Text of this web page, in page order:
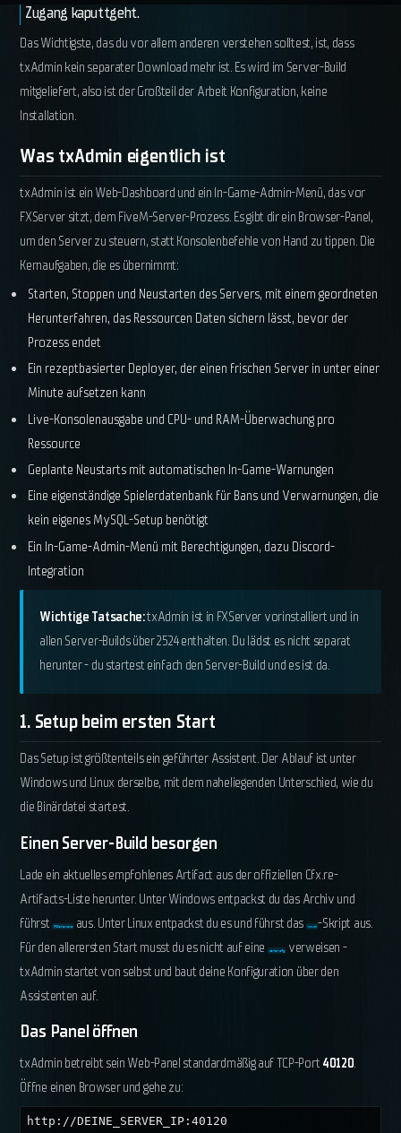
Zugang kaputtgeht.
Das Wichtigste, das du vor allem anderen verstehen solltest, ist, dass
txAdmin kein separater Download mehr ist. Es wird im Server-Build
mitgeliefert, also ist der Großteil der Arbeit Konfiguration, keine
Installation.
Was txAdmin eigentlich ist
txAdmin ist ein Web-Dashboard und ein In-Game-Admin-Menü, das vor
FXServer sitzt, dem FiveM-Server-Prozess. Es gibt dir ein Browser-Panel,
um den Server zu steuern, statt Konsolenbefehle von Hand zu tippen. Die
Kernaufgaben, die es übernimmt:
Starten, Stoppen und Neustarten des Servers, mit einem geordneten
Herunterfahren, das Ressourcen Daten sichern lässt, bevor der
Prozess endet
Ein rezeptbasierter Deployer, der einen frischen Server in unter einer
Minute aufsetzen kann
Live-Konsolenausgabe und CPU- und RAM-Überwachung pro
Ressource
Geplante Neustarts mit automatischen In-Game-Warnungen
Eine eigenständige Spielerdatenbank für Bans und Verwarnungen, die
kein eigenes MySQL-Setup benötigt
Ein In-Game-Admin-Menü mit Berechtigungen, dazu Discord-
Integration
Wichtige Tatsache:txAdmin ist in FXServer vorinstalliert und in
allen Server-Builds über 2524 enthalten. Du lädst es nicht separat
herunter - du startest einfach den Server-Build und es ist da.
1. Setup beim ersten Start
Das Setup ist größtenteils ein geführter Assistent. Der Ablauf ist unter
Windows und Linux derselbe, mit dem naheliegenden Unterschied, wie du
die Binärdatei startest.
Einen Server-Build besorgen
Lade ein aktuelles empfohlenes Artifact aus der offiziellen Cfx.re-
Artifacts-Liste herunter. Unter Windows entpackst du das Archiv und
führst FXServer.exe aus. Unter Linux entpackst du es und führst das run.sh -Skript aus.
Für den allerersten Start musst du es nicht auf eine
server.cfg
verweisen -
txAdmin startet von selbst und baut deine Konfiguration über den
Assistenten auf.
Das Panel öffnen
txAdmin betreibt sein Web-Panel standardmäßig auf TCP-Port40120.
Öffne einen Browser und gehe zu:
http://DEINE_SERVER_IP:40120